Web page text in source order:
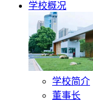
学校概况
学校简介
董事长